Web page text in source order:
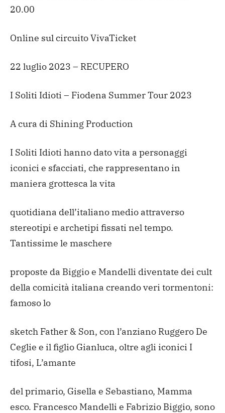
20.00
Online sul circuito VivaTicket
22 luglio 2023 – RECUPERO
I Soliti Idioti – Fiodena Summer Tour 2023
A cura di Shining Production
I Soliti Idioti hanno dato vita a personaggi
iconici e sfacciati, che rappresentano in
maniera grottesca la vita
quotidiana dell’italiano medio attraverso
stereotipi e archetipi fissati nel tempo.
Tantissime le maschere
proposte da Biggio e Mandelli diventate dei cult
della comicità italiana creando veri tormentoni:
famoso lo
sketch Father & Son, con l’anziano Ruggero De
Ceglie e il figlio Gianluca, oltre agli iconici I
tifosi, L’amante
del primario, Gisella e Sebastiano, Mamma
esco. Francesco Mandelli e Fabrizio Biggio, sono